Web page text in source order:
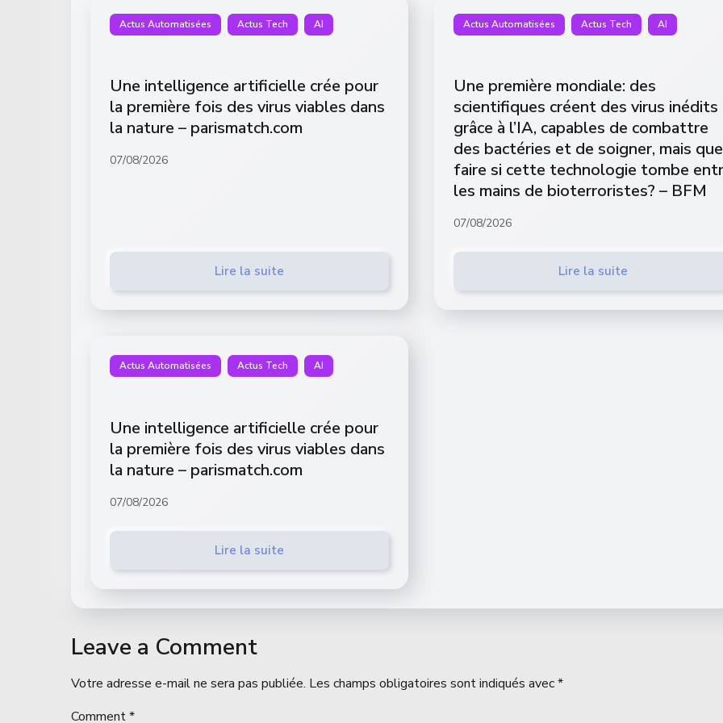
Actus Automatisées Actus Tech AI
Une intelligence artificielle crée pour
la première fois des virus viables dans
la nature – parismatch.com
07/08/2026
Lire la suite
Actus Automatisées Actus Tech AI
Une première mondiale: des
scientifiques créent des virus inédits
grâce à l’IA, capables de combattre
des bactéries et de soigner, mais que
faire si cette technologie tombe
les mains de bioterroristes? – BFM
07/08/2026
Lire la suite
Actus Automatisées Actus Tech AI
Une intelligence artificielle crée pour
la première fois des virus viables dans
la nature – parismatch.com
07/08/2026
Lire la suite
Leave a Comment
Votre adresse e-mail ne sera pas publiée. Les champs obligatoires sont indiqués avec*
Comment*